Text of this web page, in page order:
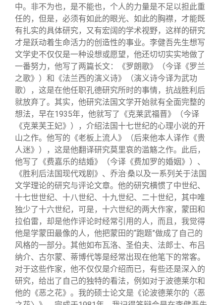
中。非不为也，是不能也，个人的力量是不足以担此重
任的，但是，必须有如此的眼光、如此的胸襟，才能既
有扎实的具体研究，又有宏阔的学术视野，这样的研究
才是跃动着生命活力的创造性的事业。李健吾先生想写
文学史不仅仅是一种设想或愿望，他还切切实实地做了
一番努力，他写了两篇长文：《罗朗歌》（今译《罗兰
之歌》）和《法兰西的演义诗》（演义诗今译为武功
歌），这是在他任职孔德研究所时的事情，抗战胜利后
就放弃了。其实，他研究法国文学开始就有全面完整的
想法，早在1935年，他就写了《克莱武福晋》（今译
《克莱芙王妃》），介绍法国十七世纪的心理小说的开
山之作。他写的《老板上流人》（后来他本人译作《贵
人迷》），这是他翻译研究莫里哀的滥觞之作。此后，
他写了《费嘉乐的结婚》（今译《费加罗的婚姻》）、
《胜利后法国现代戏剧》、乔治·桑以及一系列关于法国
文学理论的研究与评论文章。他的研究横惯了中世纪、
十七世世纪、十八世纪、十九世纪、二十世纪，其中唯
独少了十六世纪，可是，十六世纪的两大作家，蒙田和
拉伯雷，却是他作评论时经常引用的人，而且，我觉得
他是学蒙田最像的人，他把蒙田的“跑题”做成了自己的
风格的一部分。其他如布瓦洛、圣伯夫、法郎士、布吕
纳介、古尔蒙、蒂博代等是经常出现在他笔下的常客。
对于这些作家，他不仅仅是介绍而已，有些还是深入的
研究，给出了自己的独特的看法，例如对于波德莱尔和
他的《恶之花》。我的硕士论文是《论波德莱尔的〈恶